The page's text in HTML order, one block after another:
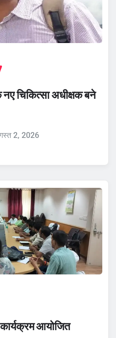
चिकित्सा अधीक्षक बने
2, 2026
आयोजित